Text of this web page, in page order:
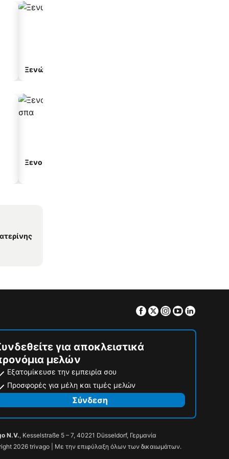
Ξενώνας
Ξενοδοχεία με σπα
Facebook
TwitterInstagram
Youtube
για αποκλειστικά
μελών
Εξατομίκευσε την εμπειρία σου
Προσφορές για μέλη και τιμές μελών
Σύνδεση
N.V., Kesselstraße 5 – 7, 40221 Düsseldorf, Γερμανία
2026 trivago | Με την επιφύλαξη όλων των δικαιωμάτων.